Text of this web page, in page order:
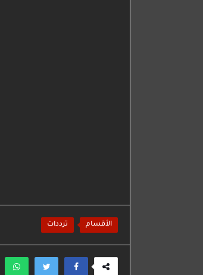
الأقسام ترددات